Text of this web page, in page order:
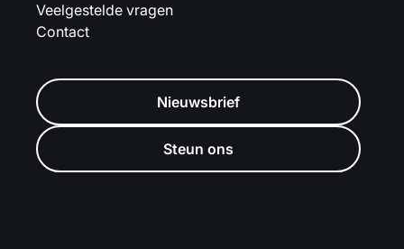
Veelgestelde vragen
Contact
Nieuwsbrief
Steun ons